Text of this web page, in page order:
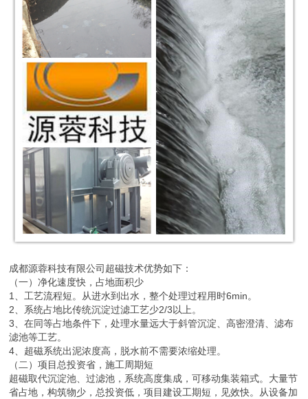
成都源蓉科技有限公司超磁技术优势如下：
（一）净化速度快，占地面积少
1、工艺流程短。从进水到出水，整个处理过程用时6min。
2、系统占地比传统沉淀过滤工艺少2/3以上。
3、在同等占地条件下，处理水量远大于斜管沉淀、高密澄清、滤布
滤池等工艺。
4、超磁系统出泥浓度高，脱水前不需要浓缩处理。
（二）项目总投资省，施工周期短
超磁取代沉淀池、过滤池，系统高度集成，可移动集装箱式。大量节
省占地，构筑物少，总投资低，项目建设工期短，见效快。从设备加